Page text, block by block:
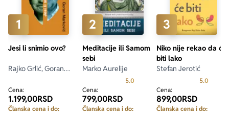
1
Jesi li snimio ovo?
Rajko Grlić, Goran
Cena:
1.199,00RSD
Članska cena i do:
2
Meditacije ili Samom
sebi
Marko Aurelije
5.0 Prosecna ocena je 5.0 od 5
Cena:
799,00RSD
Članska cena i do:
3
Niko nije rekao da će
biti lako
Stefan Jerotić
5.0
Cena:
899,00RSD
Članska cena i do:
Autori